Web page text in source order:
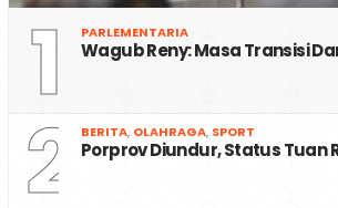
1 PARLEMENTARIA
Wagub Reny: Masa Transisi
2 BERITA, OLAHRAGA, SPORT
Porprov Diundur, Status Tuan